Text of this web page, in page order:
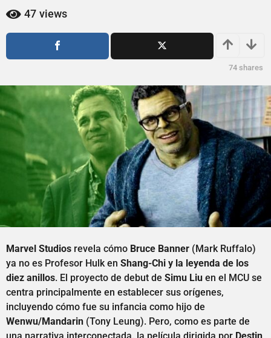
o
s
g
s
a
47 views
74 shares
Marvel Studios revela cómo Bruce Banner (Mark Ruffalo)
ya no es Profesor Hulk en Shang-Chi y la leyenda de los
diez anillos. El proyecto de debut de Simu Liu en el MCU se
centra principalmente en establecer sus orígenes,
incluyendo cómo fue su infancia como hijo de
Wenwu/Mandarin (Tony Leung). Pero, como es parte de